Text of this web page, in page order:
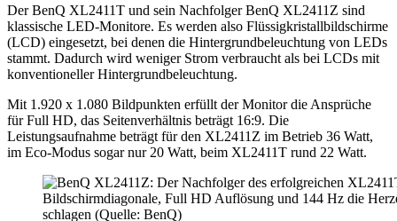
Der BenQ XL2411T und sein Nachfolger BenQ XL2411Z sind
klassische LED-Monitore. Es werden also Flüssigkristallbildschirme
(LCD) eingesetzt, bei denen die Hintergrundbeleuchtung von LEDs
stammt. Dadurch wird weniger Strom verbraucht als bei LCDs mit
konventioneller Hintergrundbeleuchtung.
Mit 1.920 x 1.080 Bildpunkten erfüllt der Monitor die Ansprüche
für Full HD, das Seitenverhältnis beträgt 16:9. Die
Leistungsaufnahme beträgt für den XL2411Z im Betrieb 36 Watt,
im Eco-Modus sogar nur 20 Watt, beim XL2411T rund 22 Watt.